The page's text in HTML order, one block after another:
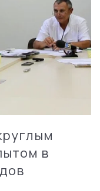
в